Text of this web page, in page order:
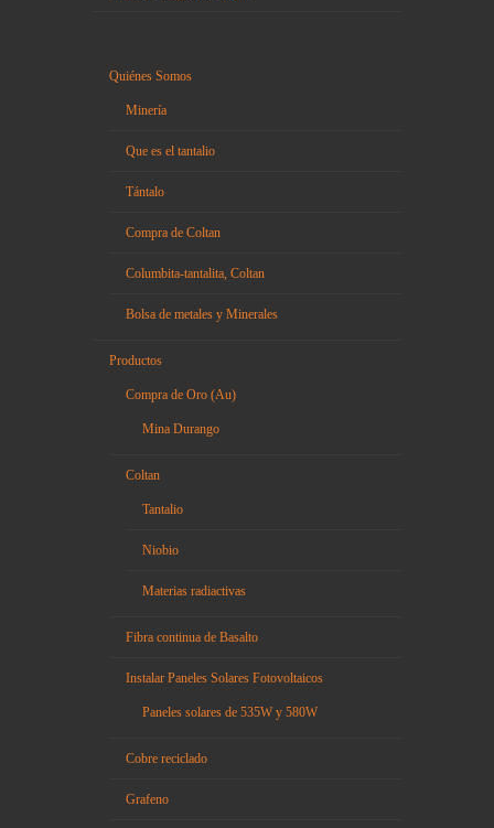
Quiénes Somos
Minería
Que es el tantalio
Tántalo
Compra de Coltan
Columbita-tantalita, Coltan
Bolsa de metales y Minerales
Productos
Compra de Oro (Au)
Mina Durango
Coltan
Tantalio
Niobio
Materias radiactivas
Fibra continua de Basalto
Instalar Paneles Solares Fotovoltaicos
Paneles solares de 535W y 580W
Cobre reciclado
Grafeno